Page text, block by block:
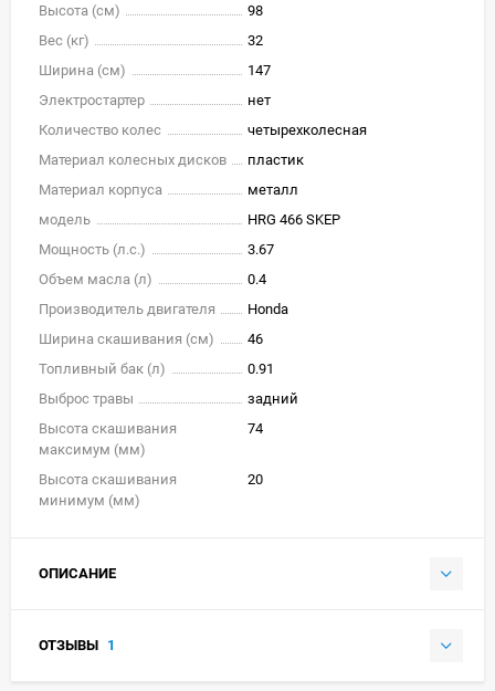
Высота (см)
98
Вес (кг)
32
Ширина (см)
147
Электростартер
нет
Количество колес
четырехколесная
Материал колесных дисков
пластик
Материал корпуса
металл
модель
HRG 466 SKEP
Мощность (л.с.)
3.67
Объем масла (л)
0.4
Производитель двигателя
Honda
Ширина скашивания (см)
46
Топливный бак (л)
0.91
Выброс травы
задний
Высота скашивания
максимум (мм)
74
Высота скашивания
минимум (мм)
20
ОПИСАНИЕ
ОТЗЫВЫ 1